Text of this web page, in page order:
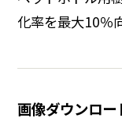
化率を最大10％
画像ダウンロー